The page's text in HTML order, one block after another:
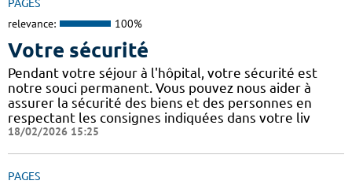
PAGES
relevance: 100%
Votre sécurité
Pendant votre séjour à l'hôpital, votre sécurité est
notre souci permanent. Vous pouvez nous aider à
assurer la sécurité des biens et des personnes en
respectant les consignes indiquées dans votre liv
18/02/2026 15:25
PAGES